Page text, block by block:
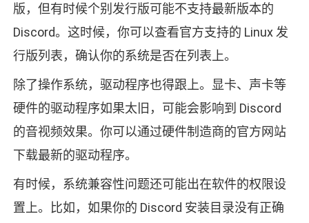
版，但有时候个别发行版可能不支持最新版本的
Discord。这时候，你可以查看官方支持的 Linux 发
行版列表，确认你的系统是否在列表上。
除了操作系统，驱动程序也得跟上。显卡、声卡等
硬件的驱动程序如果太旧，可能会影响到 Discord
的音视频效果。你可以通过硬件制造商的官方网站
下载最新的驱动程序。
有时候，系统兼容性问题还可能出在软件的权限设
置上。比如，如果你的 Discord 安装目录没有正确